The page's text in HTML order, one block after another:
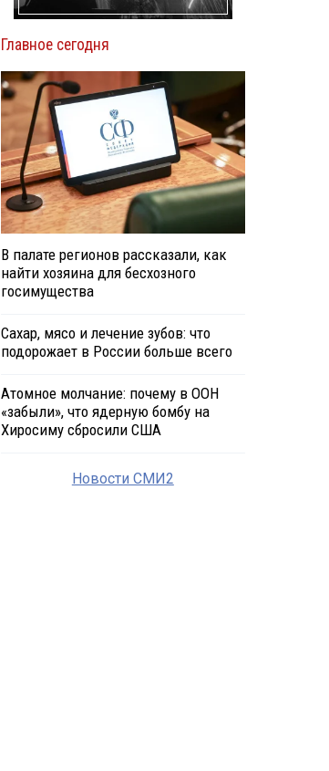
Главное сегодня
В палате регионов рассказали, как
найти хозяина для бесхозного
госимущества
Сахар, мясо и лечение зубов: что
подорожает в России больше всего
Атомное молчание: почему в ООН
«забыли», что ядерную бомбу на
Хиросиму сбросили США
Новости СМИ2